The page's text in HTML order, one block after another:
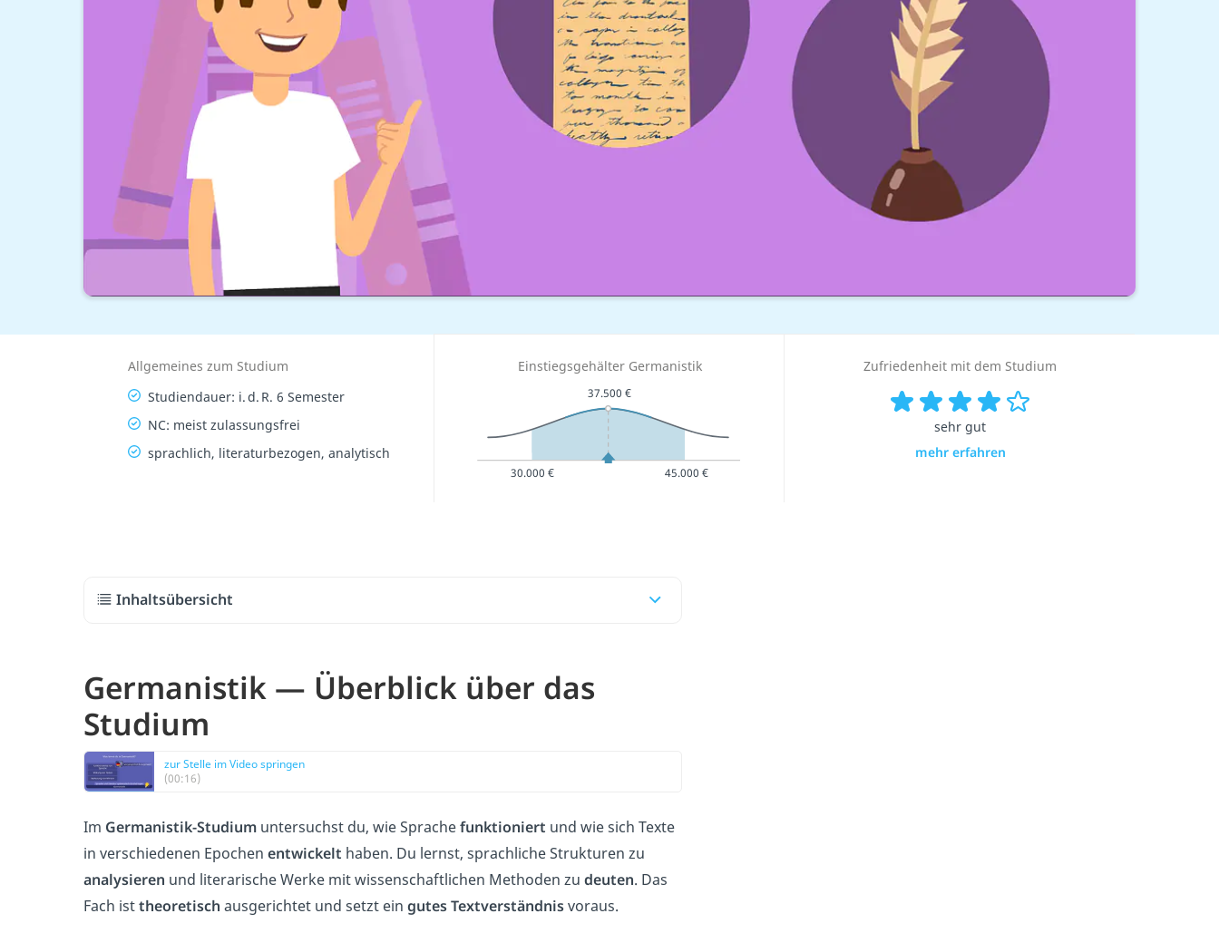
Allgemeines zum Studium
Studiendauer: i. d. R. 6 Semester
NC: meist zulassungsfrei
sprachlich, literaturbezogen, analytisch
Einstiegsgehälter Germanistik
30.000 €
37.500 €
45.000 €
Zufriedenheit mit dem Studium
sehr gut
mehr erfahren
Inhaltsübersicht
Germanistik — Überblick über das
Studium
zur Stelle im Video springen
(00:16)
Im Germanistik-Studium untersuchst du, wie Sprachefunktioniert und wie sich Texte
in verschiedenen Epochen entwickelt haben. Du lernst, sprachliche Strukturen zu
analysieren und literarische Werke mit wissenschaftlichen Methoden zu deuten. Das
Fach isttheoretisch ausgerichtet und setzt ein gutes Textverständnisvoraus.